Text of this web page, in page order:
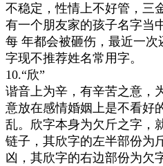
不稳定，性情上不好管，三
有一个朋友家的孩子名字当
每 年都会被砸伤，最近一
字现不推荐姓名常用字。
10.“欣”
谐音上为辛，有辛苦之意，
意放在感情婚姻上是不看好
乱。欣字本身为欠斤之字，
链子，其欣字的左半部份为
凶，其欣字的右边部份为欠